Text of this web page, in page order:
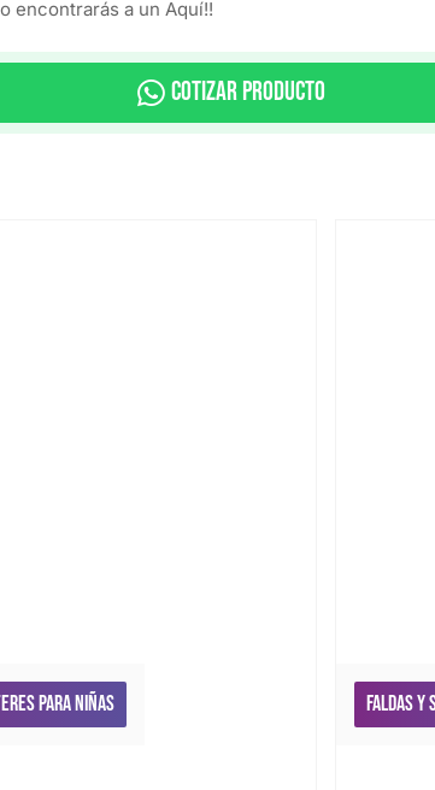
encontrarás a un Aquí!!
Cotizar Producto
para niñas Faldas y